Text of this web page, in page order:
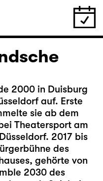
2000 in Duisburg
auf. Erste
sie ab dem
Theatersport am
2017 bis
des
gehörte von
2030 des